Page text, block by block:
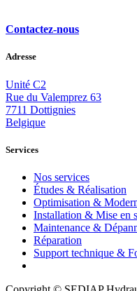
Contactez-nous
Adresse
Unité C2
Rue du Valemprez 63
7711 Dottignies
Belgique
Services
Nos services
Études & Réalisation
Optimisation &
Installation & Mise en
Maintenance &
Réparation
Support technique &